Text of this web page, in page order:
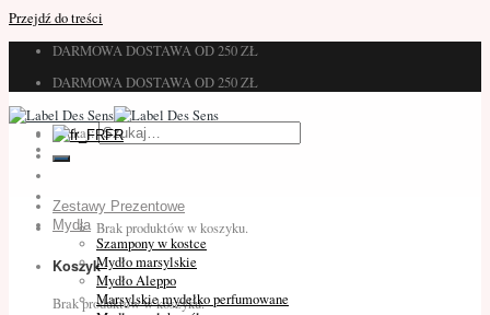
Przejdź do treści
DARMOWA DOSTAWA OD 250 ZŁ
DARMOWA DOSTAWA OD 250 ZŁ
Szukaj: FR
Brak produktów w koszyku.
Koszyk
Brak produktów w koszyku.
Zestawy Prezentowe
Mydła
Szampony w kostce
Mydło marsylskie
Mydło Aleppo
Marsylskie mydełko perfumowane